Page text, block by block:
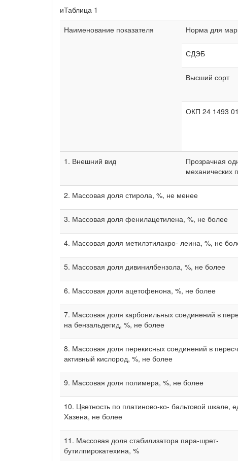
иТаблица 1
Наименование показателя
Норма для
СДЭБ
Высший сорт
ОКП 24 1493
1. Внешний вид
Прозрачная
механических
2. Массовая доля стирола, %, не менее
3. Массовая доля фенилацетилена, %, не более
4. Массовая доля метилэтилакро- леина, %, не
5. Массовая доля дивинилбензола, %, не более
6. Массовая доля ацетофенона, %, не более
7. Массовая доля карбонильных соединений в
на бенз­альдегид, %, не более
8. Массовая доля перекисных соединений в
активный кислород, %, не более
9. Массовая доля полимера, %, не более
10. Цветность по платиново-ко- бальтовой шкале,
Хазена, не более
11. Массовая доля стабилизатора пара-шрет-
бутилпирокатехина, %